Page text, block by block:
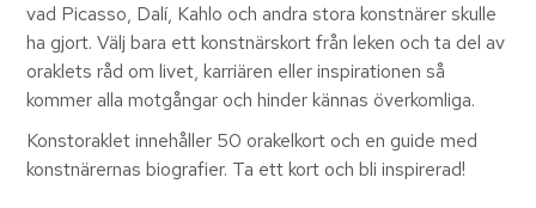
vad Picasso, Dalí, Kahlo och andra stora konstnärer skulle
ha gjort. Välj bara ett konstnärskort från leken och ta del av
oraklets råd om livet, karriären eller inspirationen så
kommer alla motgångar och hinder kännas överkomliga.
Konstoraklet innehåller 50 orakelkort och en guide med
konstnärernas biografier. Ta ett kort och bli inspirerad!